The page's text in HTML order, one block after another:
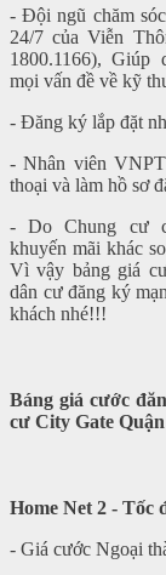
- Đội ngũ chăm
24/7 của Viễn
1800.1166), Giúp
mọi vấn đề về kỹ
- Đăng ký lắp đặt
- Nhân viên
thoại và làm hồ sơ
- Do Chung cư
khuyến mãi khác
Vì vậy bảng giá
dân cư đăng ký
khách nhé!!!
Báng giá cước
cư City Gate
Home Net 2 - Tốc
- Giá cước Ngoại